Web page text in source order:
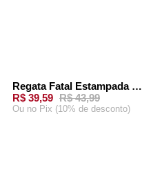
-10%Regata Fatal Estampada Preta
R$ 39,59 R$ 43,99
Ou no Pix (10% de desconto)